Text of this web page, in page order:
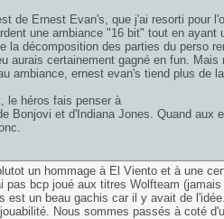
de Ernest Evan's, que j'ai resorti pour
une ambiance "16 bit" tout en ayant
la décomposition des parties du perso
aurais certainement gagné en fun.
ambiance, ernest evan's tiend plus de
le héros fais penser à
Bonjovi et d'Indiana Jones. Quand aux
un hommage à El Viento et à une
pas bcp joué aux titres Wolfteam (jamais
est un beau gachis car il y avait de
Nous sommes passés à coté